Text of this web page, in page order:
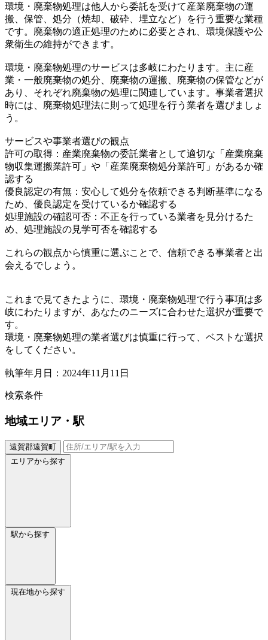
環境・廃棄物処理は他人から委託を受けて産業廃棄物の運
搬、保管、処分（焼却、破砕、埋立など）を行う重要な業種
です。廃棄物の適正処理のために必要とされ、環境保護や公
衆衛生の維持ができます。
環境・廃棄物処理のサービスは多岐にわたります。主に産
業・一般廃棄物の処分、廃棄物の運搬、廃棄物の保管などが
あり、それぞれ廃棄物の処理に関連しています。事業者選択
時には、廃棄物処理法に則って処理を行う業者を選びましょ
う。
サービスや事業者選びの観点
許可の取得：産業廃棄物の委託業者として適切な「産業廃棄
物収集運搬業許可」や「産業廃棄物処分業許可」があるか確
認する
優良認定の有無：安心して処分を依頼できる判断基準になる
ため、優良認定を受けているか確認する
処理施設の確認可否：不正を行っている業者を見分けるた
め、処理施設の見学可否を確認する
これらの観点から慎重に選ぶことで、信頼できる事業者と出
会えるでしょう。
これまで見てきたように、環境・廃棄物処理で行う事項は多
岐にわたりますが、あなたのニーズに合わせた選択が重要で
す。
環境・廃棄物処理の業者選びは慎重に行って、ベストな選択
をしてください。
執筆年月日：2024年11月11日
検索条件
地域エリア・駅
遠賀郡遠賀町
エリアから探す
駅から探す
現在地から探す